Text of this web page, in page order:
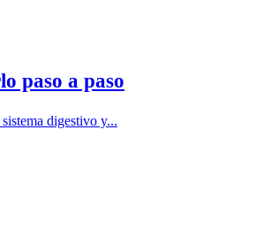
paso a paso
digestivo y...